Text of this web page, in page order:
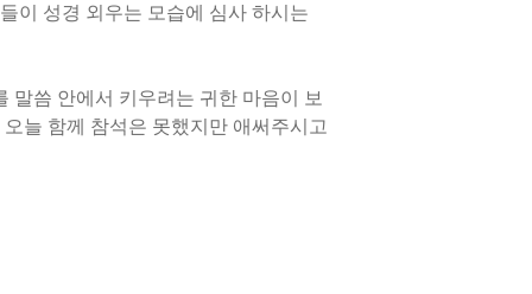
이 성경 외우는 모습에 심사 하시는
말씀 안에서 키우려는 귀한 마음이 보
늘 함께 참석은 못했지만 애써주시고